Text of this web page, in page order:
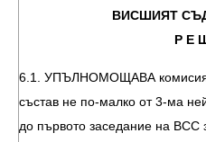
ВИСШИЯТ
Р Е
6.1. УПЪЛНОМОЩАВА комисия
състав не по-малко от 3-ма
до първото заседание на ВСС